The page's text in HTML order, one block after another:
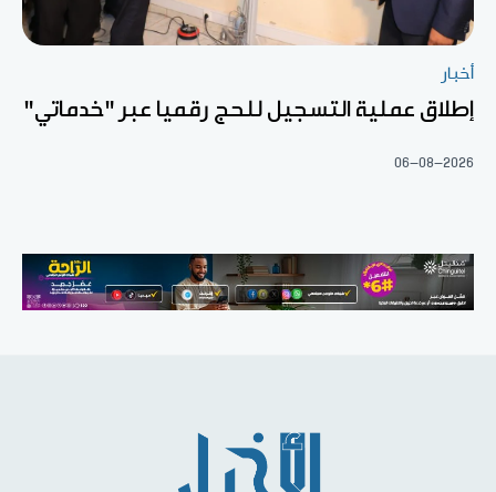
أخبار
إطلاق عملية التسجيل للحج رقميا عبر "خدماتي"
06-08-2026